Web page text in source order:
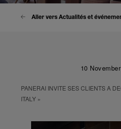
Aller vers Actualités et
10
PANERAI INVITE SES CLIENTS A
ITALY »